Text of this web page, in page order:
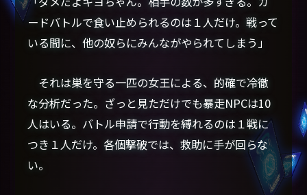
ードバトルで食い止められるのは１人だけ。戦って
いる間に、他の奴らにみんながやられてしまう」
それは巣を守る一匹の女王による、的確で冷徹
な分析だった。ざっと見ただけでも暴走NPCは10
人はいる。バトル申請で行動を縛れるのは１戦に
つき１人だけ。各個撃破では、救助に手が回らな
い。